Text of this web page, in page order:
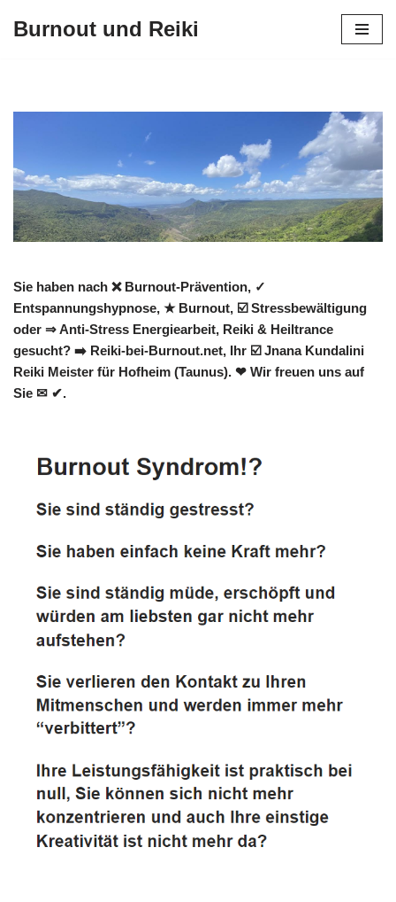
Burnout und Reiki
Sie haben nach ❌ Burnout-Prävention, ✓
Entspannungshypnose, ★ Burnout, ☑️ Stressbewältigung
oder ⇒ Anti-Stress Energiearbeit, Reiki & Heiltrance
gesucht? ➡️ Reiki-bei-Burnout.net, Ihr ☑️ Jnana Kundalini
Reiki Meister für Hofheim (Taunus). ❤ Wir freuen uns auf
Sie ✉ ✔.